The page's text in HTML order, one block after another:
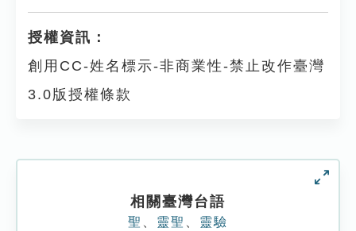
授權資訊：
創用CC-姓名標示-非商業性-禁止改作臺灣
3.0版授權條款
相關臺灣台語
聖 靈聖 靈驗